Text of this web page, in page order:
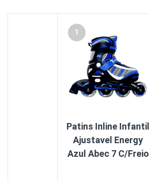
1
Patins Inline Infantil
Ajustavel Energy
Azul Abec 7 C/Freio